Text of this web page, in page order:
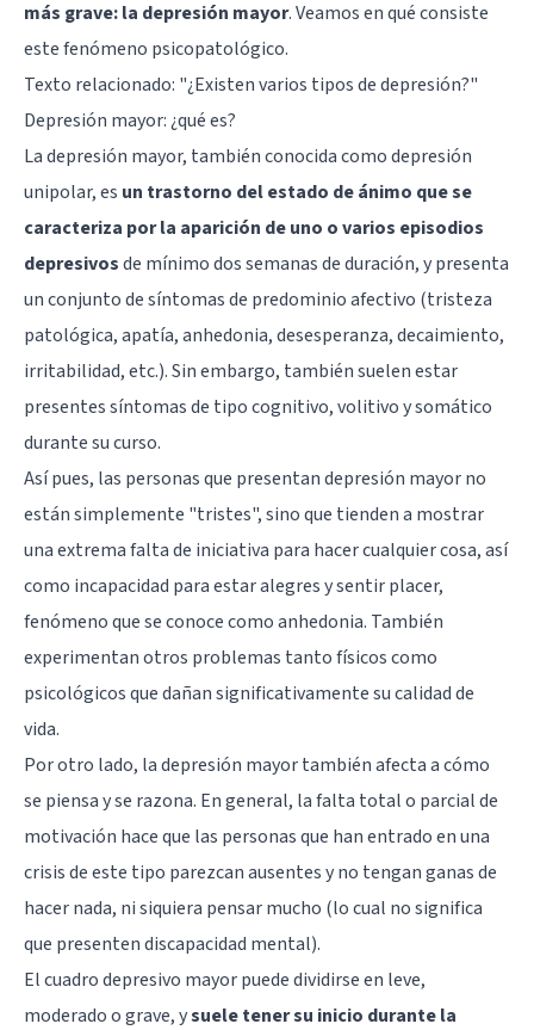
más grave: la depresión mayor. Veamos en qué consiste
este fenómeno psicopatológico.
Texto relacionado: "¿Existen varios tipos de depresión?"
Depresión mayor: ¿qué es?
La depresión mayor, también conocida como depresión
unipolar, es un trastorno del estado de ánimo que se
caracteriza por la aparición de uno o varios episodios
depresivosde mínimo dos semanas de duración, y presenta
un conjunto de síntomas de predominio afectivo (tristeza
patológica, apatía, anhedonia, desesperanza, decaimiento,
irritabilidad, etc.). Sin embargo, también suelen estar
presentes síntomas de tipo cognitivo, volitivo y somático
durante su curso.
Así pues, las personas que presentan depresión mayor no
están simplemente "tristes", sino que tienden a mostrar
una extrema falta de iniciativa para hacer cualquier cosa, así
como incapacidad para estar alegres y sentir placer,
fenómeno que se conoce comoanhedonia. También
experimentan otros problemas tanto físicos como
psicológicos que dañan significativamente su calidad de
vida.
Por otro lado, la depresión mayor también afecta a cómo
se piensa y se razona. En general, la falta total o parcial de
motivación hace que las personas que han entrado en una
crisis de este tipo parezcan ausentes y no tengan ganas de
hacer nada, ni siquiera pensar mucho (lo cual no significa
que presenten discapacidad mental).
El cuadro depresivo mayor puede dividirse en leve,
moderado o grave, ysuele tener su inicio durante la